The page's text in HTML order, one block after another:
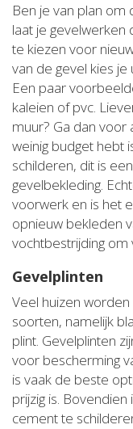
Ben je van plan om
laat je
te kiezen voor
van de gevel kies
Een paar
kaleien of pvc.
muur? Ga dan voor
weinig budget hebt
schilderen, dit is
gevelbekleding.
voorwerk en is het
opnieuw bekleden
vochtbestrijding
Gevelplinten
Veel huizen
soorten, namelijk
plint. Gevelplinten
voor bescherming
is vaak de beste
prijzig is.
cement te